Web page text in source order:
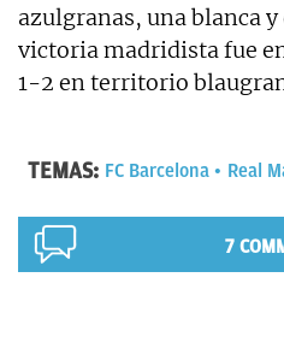
azulgranas, una blanca y
victoria madridista fue
1-2 en territorio
TEMAS: FC Barcelona Real
7